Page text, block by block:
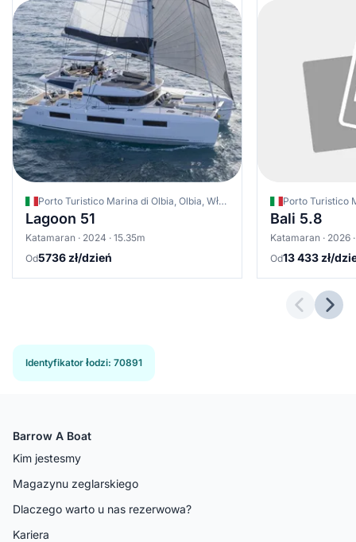
Porto Turistico Marina di Olbia, Olbia, Włochy
Lagoon 51
Katamaran · 2024 · 15.35m
Od5736 zł/dzień
Bali 5.8
Katamaran · 2026
Od13 433 zł/
Identyfikator łodzi: 70891
Barrow A Boat
Kim jestesmy
Magazynu zeglarskiego
Dlaczego warto u nas rezerwowa?
Kariera